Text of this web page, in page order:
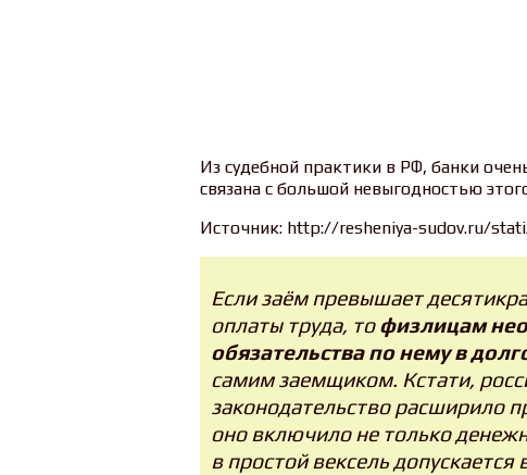
Из судебной практики в РФ, банки
связана с большой невыгодностью
Источник: http://resheniya-sudov.ru/
Если заём превышает
оплаты труда, тофизлицам
обязательства по нему в
самим заемщиком. Кстати,
законодательство расширило
оно включило не только
в простой вексель